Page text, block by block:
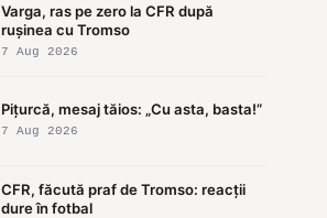
Varga, ras pe zero la CFR după
rușinea cu Tromso
7 Aug 2026
Pițurcă, mesaj tăios: „Cu asta, basta!”
7 Aug 2026
CFR, făcută praf de Tromso: reacții
dure în fotbal